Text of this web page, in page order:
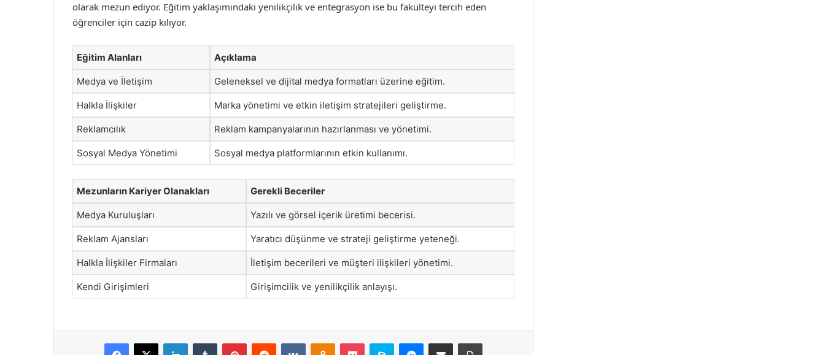
olarak mezun ediyor. Eğitim yaklaşımındaki yenilikçilik ve entegrasyon ise bu fakülteyi tercih eden
öğrenciler için cazip kılıyor.
Eğitim Alanları Açıklama
Medya ve İletişim Geleneksel ve dijital medya formatları üzerine eğitim.
Halkla İlişkiler Marka yönetimi ve etkin iletişim stratejileri geliştirme.
Reklamcılık Reklam kampanyalarının hazırlanması ve yönetimi.
Sosyal Medya Yönetimi Sosyal medya platformlarının etkin kullanımı.
Mezunların Kariyer Olanakları Gerekli Beceriler
Medya Kuruluşları Yazılı ve görsel içerik üretimi becerisi.
Reklam Ajansları Yaratıcı düşünme ve strateji geliştirme yeteneği.
Halkla İlişkiler Firmaları İletişim becerileri ve müşteri ilişkileri yönetimi.
Kendi Girişimleri Girişimcilik ve yenilikçilik anlayışı.
Facebook
X LinkedInTumblr PinterestReddit VKontakteOdnoklassniki
Pocket Skype Messenger
E-Posta ile paylaş Yazdır